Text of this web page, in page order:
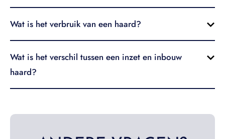
Wat is het verbruik van een haard?
Wat is het verschil tussen een inzet en inbouw
haard?